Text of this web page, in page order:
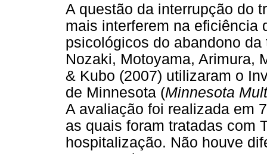
A questão da interrupção do
mais interferem na eficiência
psicológicos do abandono
Nozaki, Motoyama, Arimura,
& Kubo (2007) utilizaram o
de Minnesota (Minnesota
A avaliação foi realizada em
as quais foram tratadas com
hospitalização. Não houve